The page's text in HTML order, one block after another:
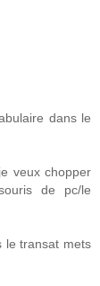
dans le
veux chopper
de pc/le
le transat mets